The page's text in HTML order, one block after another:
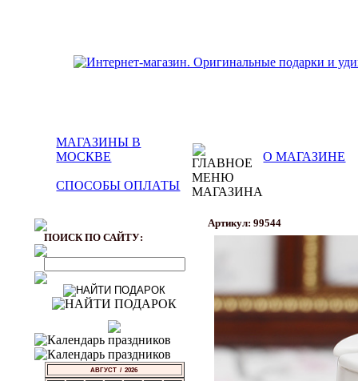
МАГАЗИНЫ В
МОСКВЕ
О МАГАЗИНЕ
СПОСОБЫ ОПЛАТЫ
ПОИСК ПО САЙТУ:
АВГУСТ / 2026
Артикул: 99544